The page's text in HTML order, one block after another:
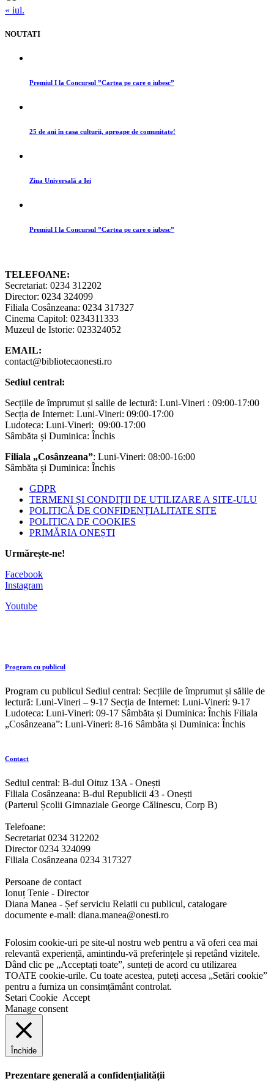
« iul.
NOUTATI
Premiul I la Concursul ”Cartea pe care o iubesc”
25 de ani în casa culturii, aproape de comunitate!
Ziua Universală a Iei
Premiul I la Concursul ”Cartea pe care o iubesc”
TELEFOANE:
Secretariat: 0234 312202
Director: 0234 324099
Filiala Cosânzeana: 0234 317327
Cinema Capitol: 0234311333
Muzeul de Istorie: 023324052
EMAIL:
contact@bibliotecaonesti.ro
Sediul central:
Secțiile de împrumut și salile de lectură: Luni-Vineri : 09:00-17:00
Secția de Internet: Luni-Vineri: 09:00-17:00
Ludoteca: Luni-Vineri: 09:00-17:00
Sâmbăta și Duminica: Închis
Filiala „Cosânzeana”: Luni-Vineri: 08:00-16:00
Sâmbăta și Duminica: Închis
GDPR
TERMENI ȘI CONDIȚII DE UTILIZARE A SITE-ULU
POLITICĂ DE CONFIDENȚIALITATE SITE
POLITICA DE COOKIES
PRIMĂRIA ONEȘTI
Urmărește-ne!
Facebook
Instagram
Youtube
Program cu publicul
Program cu publicul Sediul central: Secțiile de împrumut și sălile de
lectură: Luni-Vineri – 9-17 Secția de Internet: Luni-Vineri: 9-17
Ludoteca: Luni-Vineri: 09-17 Sâmbăta și Duminica: Închis Filiala
„Cosânzeana”: Luni-Vineri: 8-16 Sâmbăta și Duminica: Închis
Contact
Sediul central: B-dul Oituz 13A - Onești
Filiala Cosânzeana: B-dul Republicii 43 - Onești
(Parterul Școlii Gimnaziale George Călinescu, Corp B)
Telefoane:
Secretariat 0234 312202
Director 0234 324099
Filiala Cosânzeana 0234 317327
Persoane de contact
Ionuț Tenie - Director
Diana Manea - Șef serviciu Relatii cu publicul, catalogare
documente e-mail: diana.manea@onesti.ro
Folosim cookie-uri pe site-ul nostru web pentru a vă oferi cea mai
relevantă experiență, amintindu-vă preferințele și repetând vizitele.
Dând clic pe „Acceptați toate”, sunteți de acord cu utilizarea
TOATE cookie-urile. Cu toate acestea, puteți accesa „Setări cookie”
pentru a furniza un consimțământ controlat.
Setari Cookie Accept
Manage consent
Închide
Prezentare generală a confidențialității